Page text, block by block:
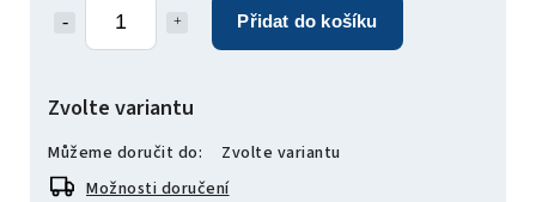
Přidat do košíku
Zvolte variantu
Můžeme doručit do:
Zvolte variantu
Možnosti doručení